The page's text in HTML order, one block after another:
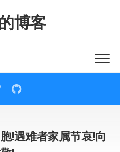
博客
!遇难者家属节哀!向